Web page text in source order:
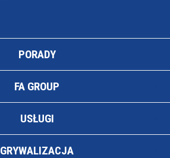
PORADY
FA GROUP
USŁUGI
GRYWALIZACJA